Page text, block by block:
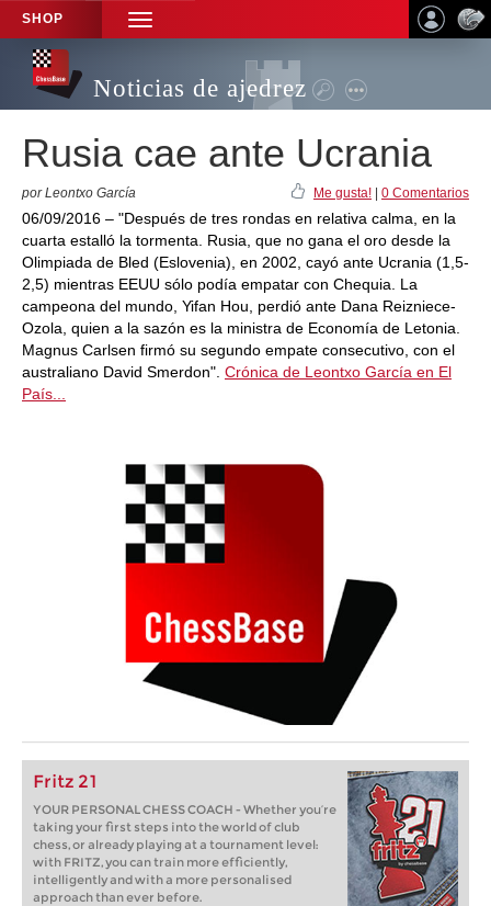
SHOP
TOGGLE
NAVIGATION
Noticias de ajedrez
Rusia cae ante Ucrania
por Leontxo García Me gusta! 0 Comentarios
06/09/2016 – "Después de tres rondas en relativa calma, en la
cuarta estalló la tormenta. Rusia, que no gana el oro desde la
Olimpiada de Bled (Eslovenia), en 2002, cayó ante Ucrania (1,5-
2,5) mientras EEUU sólo podía empatar con Chequia. La
campeona del mundo, Yifan Hou, perdió ante Dana Reizniece-
Ozola, quien a la sazón es la ministra de Economía de Letonia.
Magnus Carlsen firmó su segundo empate consecutivo, con el
australiano David Smerdon". Crónica de Leontxo García en El
País...
Fritz 21
YOUR PERSONAL CHESS COACH - Whether you’re
taking your first steps into the world of club
chess, or already playing at a tournament level:
with FRITZ, you can train more efficiently,
intelligently and with a more personalised
approach than ever before.